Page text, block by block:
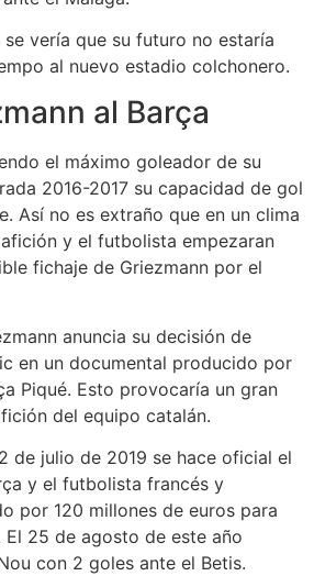
vería que su futuro no estaría
al nuevo estadio colchonero.
al Barça
el máximo goleador de su
2016-2017 su capacidad de gol
Así no es extraño que en un clima
y el futbolista empezaran
fichaje de Griezmann por el
anuncia su decisión de
en un documental producido por
Piqué. Esto provocaría un gran
del equipo catalán.
de julio de 2019 se hace oficial el
y el futbolista francés y
por 120 millones de euros para
25 de agosto de este año
con 2 goles ante el Betis.